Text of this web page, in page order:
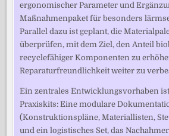
ergonomischer Parameter und
Maßnahmenpaket für besonders
Parallel dazu ist geplant, die
überprüfen, mit dem Ziel, den Anteil
recyclefähiger Komponenten zu
Reparaturfreundlichkeit weiter zu
Ein zentrales Entwicklungsvorhaben
Praxiskits: Eine modulare
(Konstruktionspläne, Materiallisten,
und ein logistisches Set, das